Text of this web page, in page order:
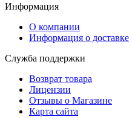
Информация
О компании
Информация о доставке
Служба поддержки
Возврат товара
Лицензии
Отзывы о Магазине
Карта сайта